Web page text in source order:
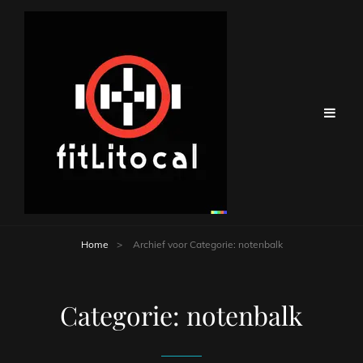
Home > Archief voor Categorie: notenbalk
Categorie: notenbalk